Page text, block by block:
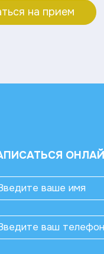
на прием